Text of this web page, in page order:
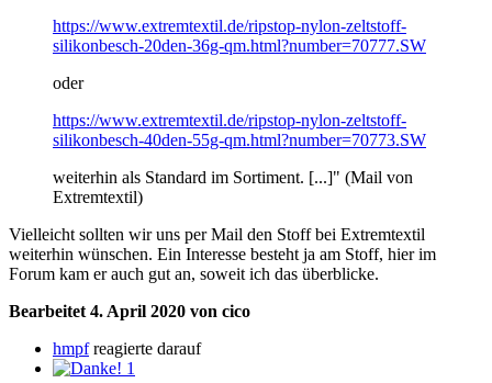
https://www.extremtextil.de/ripstop-nylon-zeltstoff-
silikonbesch-20den-36g-qm.html?number=70777.SW
oder
https://www.extremtextil.de/ripstop-nylon-zeltstoff-
silikonbesch-40den-55g-qm.html?number=70773.SW
weiterhin als Standard im Sortiment. [...]" (Mail von
Extremtextil)
Vielleicht sollten wir uns per Mail den Stoff bei Extremtextil
weiterhin wünschen. Ein Interesse besteht ja am Stoff, hier im
Forum kam er auch gut an, soweit ich das überblicke.
Bearbeitet 4. April 2020 von cico
hmpfreagierte darauf
1